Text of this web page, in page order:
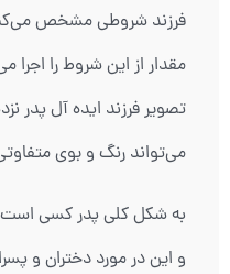
فرزند شروطی مشخص
مقدار از این شروط را
تصویر فرزند ایده آل پدر
می‌تواند رنگ و بوی
به شکل کلی پدر کسی است
و این در مورد دختران و